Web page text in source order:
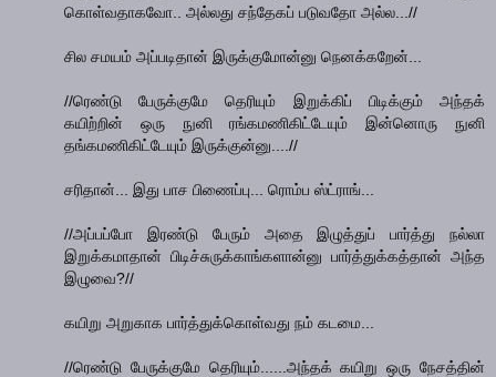
கொள்வதாகவோ.. அல்லது சந்தேகப் படுவதோ அல்ல...//
சில சமயம் அப்படிதான் இருக்குமோன்னு நெனக்கறேன்...
//ரெண்டு பேருக்குமே தெரியும் இறுக்கிப் பிடிக்கும் அந்தக்
கயிற்றின் ஒரு நுனி ரங்கமணிகிட்டேயும் இன்னொரு நுனி
தங்கமணிகிட்டேயும் இருக்குன்னு....//
சரிதான்... இது பாச பிணைப்பு... ரொம்ப ஸ்ட்ராங்...
//அப்பப்போ இரண்டு பேரும் அதை இழுத்துப் பார்த்து நல்லா
இறுக்கமாதான் பிடிச்சுருக்காங்களான்னு பார்த்துக்கத்தான் அந்த
இழுவை?//
கயிறு அறுகாக பார்த்துக்கொள்வது நம் கடமை...
//ரெண்டு பேருக்குமே தெரியும்......அந்தக் கயிறு ஒரு நேசத்தின்